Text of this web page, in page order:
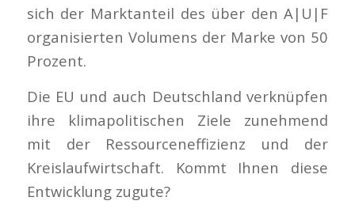
sich der Marktanteil des über den A|U|F
organisierten Volumens der Marke von 50
Prozent.
Die EU und auch Deutschland verknüpfen
ihre klimapolitischen Ziele zunehmend
mit der Ressourceneffizienz und der
Kreislaufwirtschaft. Kommt Ihnen diese
Entwicklung zugute?